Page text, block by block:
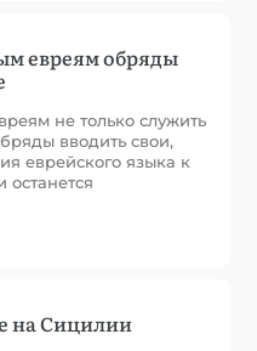
евреям обряды
не только служить
вводить свои,
еврейского языка к
останется
на Сицилии